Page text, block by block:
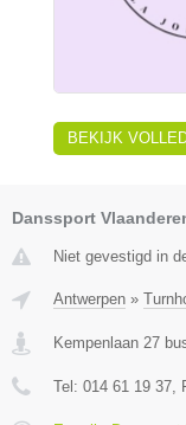
BEKIJK
Danssport
Niet gevestigd in
Antwerpen »
Kempenlaan 27
Tel: 014 61 19 37